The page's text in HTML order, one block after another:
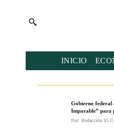
INICIO
Gobierno federal
Imparable” para
Por: Redacción El